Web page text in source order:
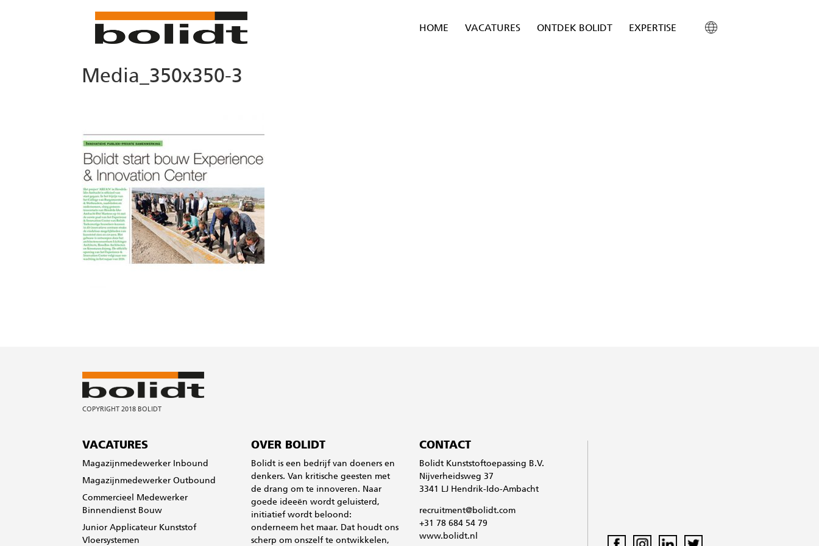
HOME VACATURES ONTDEK BOLIDT EXPERTISE
Media_350x350-3
VACATURES
Magazijnmedewerker Inbound
Magazijnmedewerker Outbound
Commercieel Medewerker
Binnendienst Bouw
Junior Applicateur Kunststof
Vloersystemen
OVER BOLIDT
Bolidt is een bedrijf van doeners en
denkers. Van kritische geesten met
de drang om te innoveren. Naar
goede ideeën wordt geluisterd,
initiatief wordt beloond:
onderneem het maar. Dat houdt ons
scherp om onszelf te ontwikkelen,
CONTACT
Bolidt Kunststoftoepassing B.V.
Nijverheidsweg 37
3341 LJ Hendrik-Ido-Ambacht
recruitment@bolidt.com
+31 78 684 54 79
www.bolidt.nl